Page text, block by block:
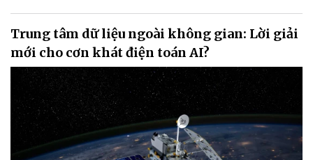
Trung tâm dữ liệu ngoài không gian: Lời giải
mới cho cơn khát điện toán AI?